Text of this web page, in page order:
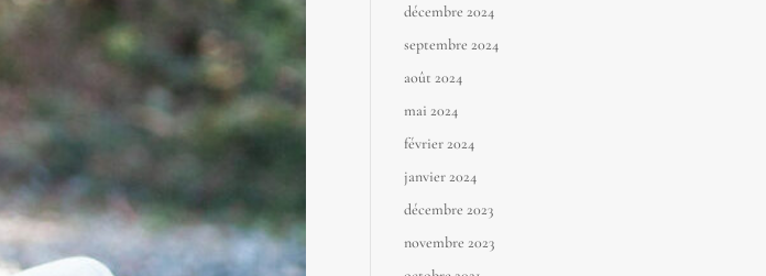
décembre 2024
septembre 2024
août 2024
mai 2024
février 2024
janvier 2024
décembre 2023
novembre 2023